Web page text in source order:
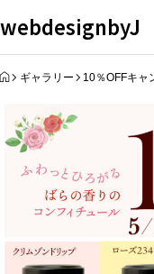
webdesignbyJ
HOME
ギャラリー 10％OFFキャ